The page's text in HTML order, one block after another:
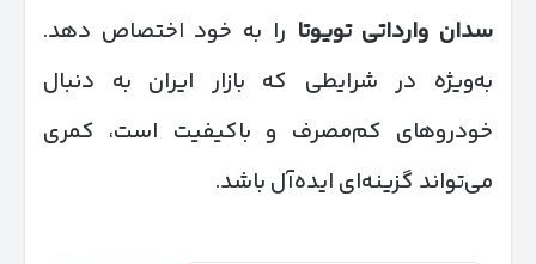
سدان وارداتی تویوتا را به خود اختصاص دهد.
به‌ویژه در شرایطی که بازار ایران به دنبال
خودروهای کم‌مصرف و باکیفیت است، کمری
می‌تواند گزینه‌ای ایده‌آل باشد.